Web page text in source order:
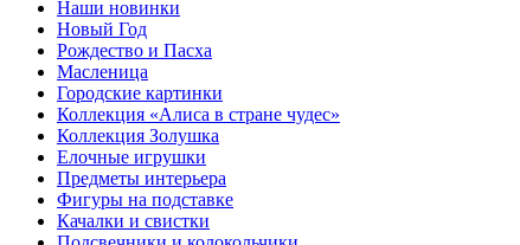
Наши новинки
Новый Год
Рождество и Пасха
Масленица
Городские картинки
Коллекция «Алиса в стране чудес»
Коллекция Золушка
Елочные игрушки
Предметы интерьера
Фигуры на подставке
Качалки и свистки